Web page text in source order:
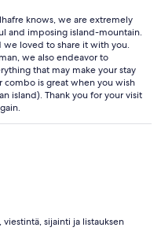
knows, we are extremely
and imposing island-mountain.
we loved to share it with you.
we also endeavor to
that may make your stay
is great when you wish
island). Thank you for your visit
viestintä, sijainti ja listauksen